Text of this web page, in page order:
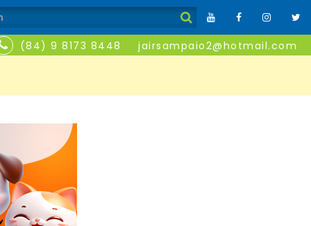
(84) 9 8173 8448 jairsampaio2@hotmail.com